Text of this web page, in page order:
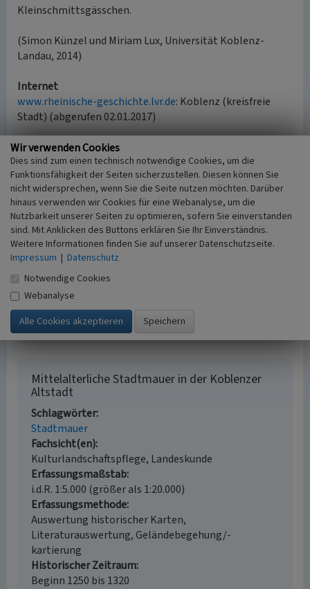
Kleinschmittsgässchen.
(Simon Künzel und Miriam Lux, Universität Koblenz-
Landau, 2014)
Internet
www.rheinische-geschichte.lvr.de: Koblenz (kreisfreie
Stadt) (abgerufen 02.01.2017)
Literatur
Dellwing, Herbert; Kallenbach, Reinhard
(2004) Stadt Koblenz. Innenstadt.
(Kulturdenkmäler in Rheinland-Pfalz, Band 3.2.)
Worms.
Michel, Fritz / Clemen, Paul (Hrsg.) (1937) Die
kirchlichen Denkmäler der Stadt Koblenz. (Die
Kunstdenkmäler der Rheinprovinz, Band 20.1.)
Düsseldorf.
Weiss, Erhard (1992)
in Koblenz. Neuwied.
Mittelalterliche Stadtmauer in der Koblenzer
Altstadt
Schlagwörter
Stadtmauer
Fachsicht(en)
Kulturlandschaftspflege, Landeskunde
Erfassungsmaßstab
i.d.R. 1:5.000 (größer als 1:20.000)
Erfassungsmethode
Auswertung historischer Karten,
Literaturauswertung, Geländebegehung/-
kartierung
Historischer Zeitraum
Beginn 1250 bis 1320
Wir verwenden Cookies
Dies sind zum einen technisch notwendige Cookies, um die
Funktionsfähigkeit der Seiten sicherzustellen. Diesen können Sie
nicht widersprechen, wenn Sie die Seite nutzen möchten. Darüber
hinaus verwenden wir Cookies für eine Webanalyse, um die
Nutzbarkeit unserer Seiten zu optimieren, sofern Sie einverstanden
sind. Mit Anklicken des Buttons erklären Sie Ihr Einverständnis.
Weitere Informationen finden Sie auf unserer Datenschutzseite.
Impressum | Datenschutz
Notwendige Cookies
Webanalyse